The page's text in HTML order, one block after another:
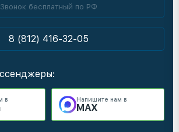
Звонок бесплатный по РФ
8 (812) 416-32-05
в Напишите нам в
MAX